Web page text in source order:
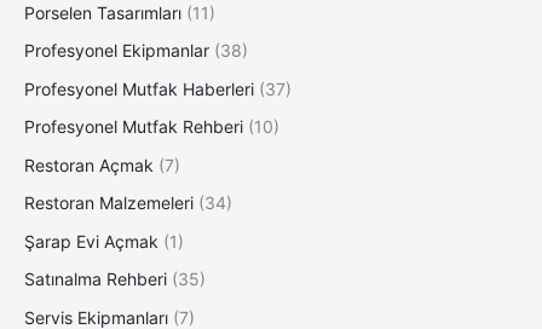
Porselen Tasarımları (11)
Profesyonel Ekipmanlar (38)
Profesyonel Mutfak Haberleri (37)
Profesyonel Mutfak Rehberi (10)
Restoran Açmak (7)
Restoran Malzemeleri (34)
Şarap Evi Açmak (1)
Satınalma Rehberi (35)
Servis Ekipmanları (7)